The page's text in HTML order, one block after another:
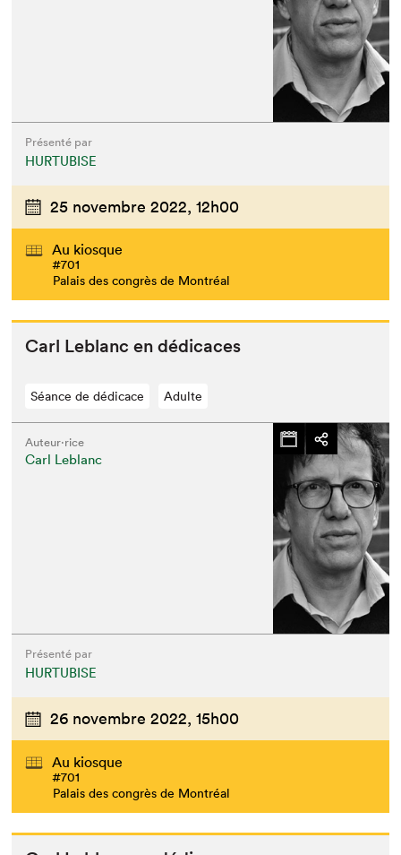
Présenté par
HURTUBISE
25 novembre 2022, 12h00
Au kiosque
#701
Palais des congrès de Montréal
Carl Leblanc en dédicaces
Séance de dédicace Adulte
Auteur·rice
Carl Leblanc
Présenté par
HURTUBISE
26 novembre 2022, 15h00
Au kiosque
#701
Palais des congrès de Montréal